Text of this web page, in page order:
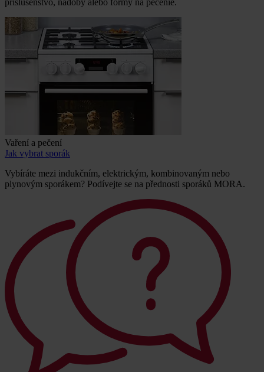
príslušenstvo, nádoby alebo formy na pečenie.
Vaření a pečení
Jak vybrat sporák
Vybíráte mezi indukčním, elektrickým, kombinovaným nebo
plynovým sporákem? Podívejte se na přednosti sporáků MORA.